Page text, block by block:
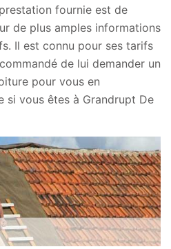
fournie est de
de plus amples informations
Il est connu pour ses tarifs
de lui demander un
pour vous en
si vous êtes à Grandrupt De